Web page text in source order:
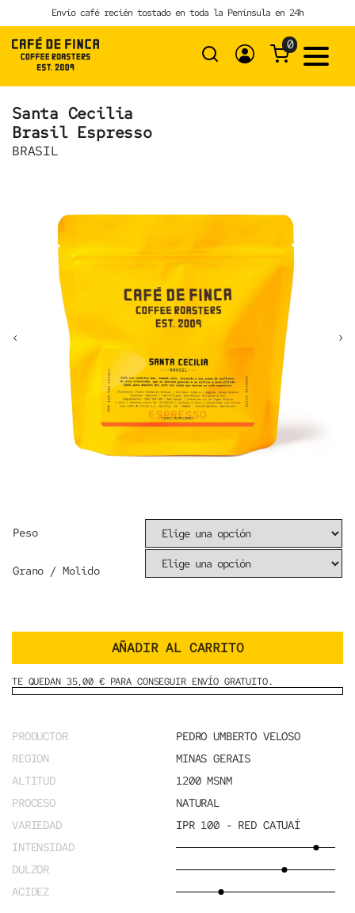
to
content
Envío café recién tostado en toda la Península en 24h
0
Santa Cecilia
Brasil Espresso
BRASIL
‹ ›
Peso
Grano / Molido
AÑADIR AL CARRITO
TE QUEDAN 35,00 € PARA CONSEGUIR ENVÍO GRATUITO.
PRODUCTOR
PEDRO UMBERTO VELOSO
REGION
MINAS GERAIS
ALTITUD
1200 MSNM
PROCESO
NATURAL
VARIEDAD
IPR 100 - RED CATUAÍ
INTENSIDAD
DULZOR
ACIDEZ